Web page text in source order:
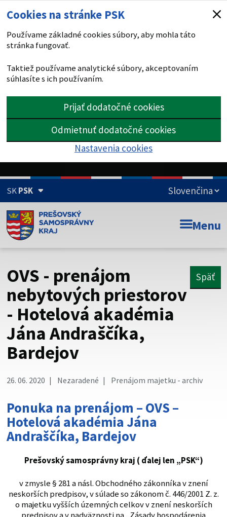
Cookies na stránke PSK
Používame základné cookies súbory, aby mohla táto
stránka fungovať.
Taktiež používame analytické súbory, akceptovaním
súhlasíte s ich používaním.
Prijať dodatočné cookies
Odmietnuť dodatočné cookies
Nastavenia cookies
SKPSK
Doména psk.sk je oficiálna
Toto je oficiálna webová stránka Prešovského
Táto stránka je zabezpečená
Buďte pozorní a vždy sa uistite, že zdieľate informácie iba
cez zabezpečenú webovú stránku. Zabezpečená stránka
vždy začína https:// pred názvom domény webového sídla.
Menu
OVS - prenájom
nebytových priestorov
- Hotelová akadémia
Jána Andraščíka,
Bardejov
Späť
26. 06. 2020 Nezaradené Prenájom majetku - archiv
Ponuka na prenájom – OVS –
Hotelová akadémia Jána
Andraščíka, Bardejov
Prešovský samosprávny kraj ( ďalej len „PSK“)
v zmysle § 281 a násl. Obchodného zákonníka v znení
neskorších predpisov, v súlade so zákonom č. 446/2001 Z. z.
o majetku vyšších územných celkov v znení neskorších